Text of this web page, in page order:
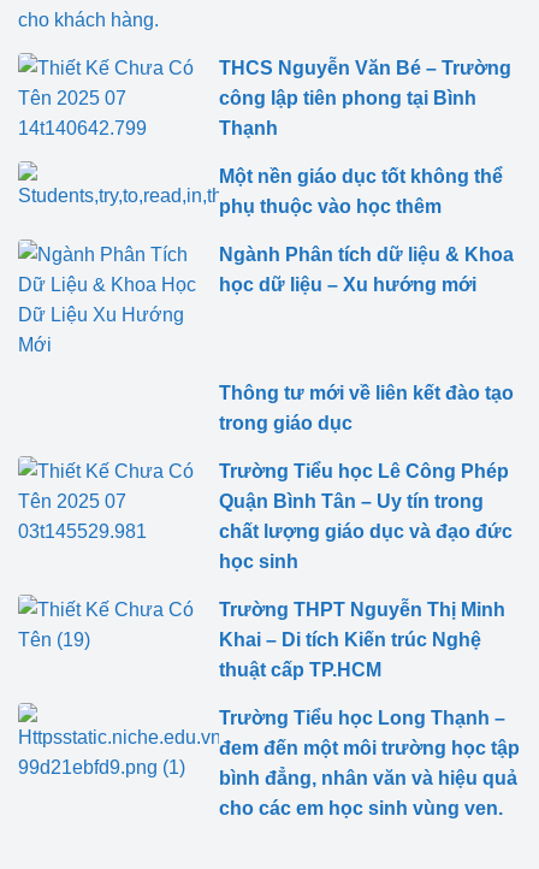
THCS Nguyễn Văn Bé – Trường
công lập tiên phong tại Bình
Thạnh
Một nền giáo dục tốt không thể
phụ thuộc vào học thêm
Ngành Phân tích dữ liệu & Khoa
học dữ liệu – Xu hướng mới
Thông tư mới về liên kết đào tạo
trong giáo dục
Trường Tiểu học Lê Công Phép
Quận Bình Tân – Uy tín trong
chất lượng giáo dục và đạo đức
học sinh
Trường THPT Nguyễn Thị Minh
Khai – Di tích Kiến trúc Nghệ
thuật cấp TP.HCM
Trường Tiểu học Long Thạnh –
đem đến một môi trường học tập
bình đẳng, nhân văn và hiệu quả
cho các em học sinh vùng ven.